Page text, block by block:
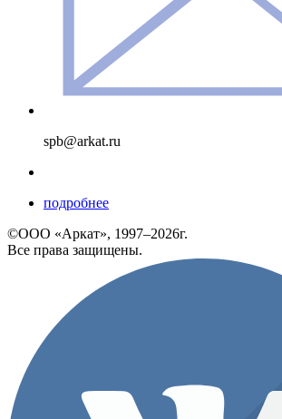
spb@arkat.ru
подробнее
©ООО «Аркат», 1997–2026г.
Все права защищены.